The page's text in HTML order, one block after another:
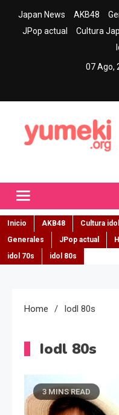
Japan News AKB48
JPop actual
Cultura
07 Ago,
Inicio AKB48 Cultura idol
Generales
JPop actual
idol 70s
idol 80s
Home Iodl 80s
Iodl 80s
3 MINS READ